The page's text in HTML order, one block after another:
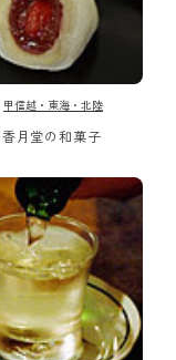
甲信越・東海・北陸
月堂の和菓子